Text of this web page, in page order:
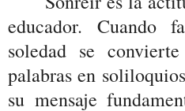
educador. Cuando
soledad se
palabras en
su mensaje